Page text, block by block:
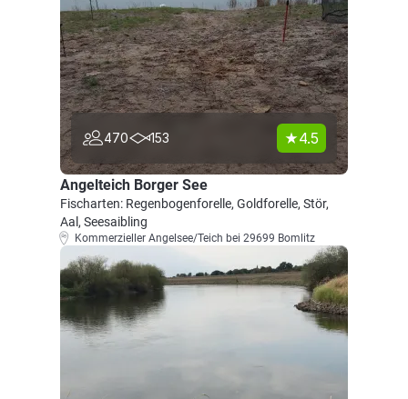
470 153 4.5
Angelteich Borger See
Fischarten: Regenbogenforelle, Goldforelle, Stör,
Aal, Seesaibling
Kommerzieller Angelsee/Teich bei 29699 Bomlitz